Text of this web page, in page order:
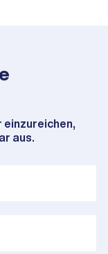
einzureichen,
aus.